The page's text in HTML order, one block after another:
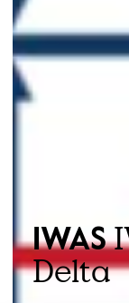
IWAS
Delta